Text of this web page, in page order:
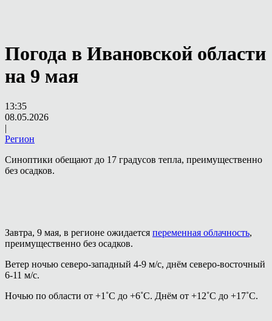
Погода в Ивановской области
на 9 мая
13:35
08.05.2026
|
Регион
Синоптики обещают до 17 градусов тепла, преимущественно
без осадков.
Завтра, 9 мая, в регионе ожидается переменная облачность,
преимущественно без осадков.
Ветер ночью северо-западный 4-9 м/с, днём северо-восточный
6-11 м/с.
Ночью по области от +1˚С до +6˚С. Днём от +12˚С до +17˚С.